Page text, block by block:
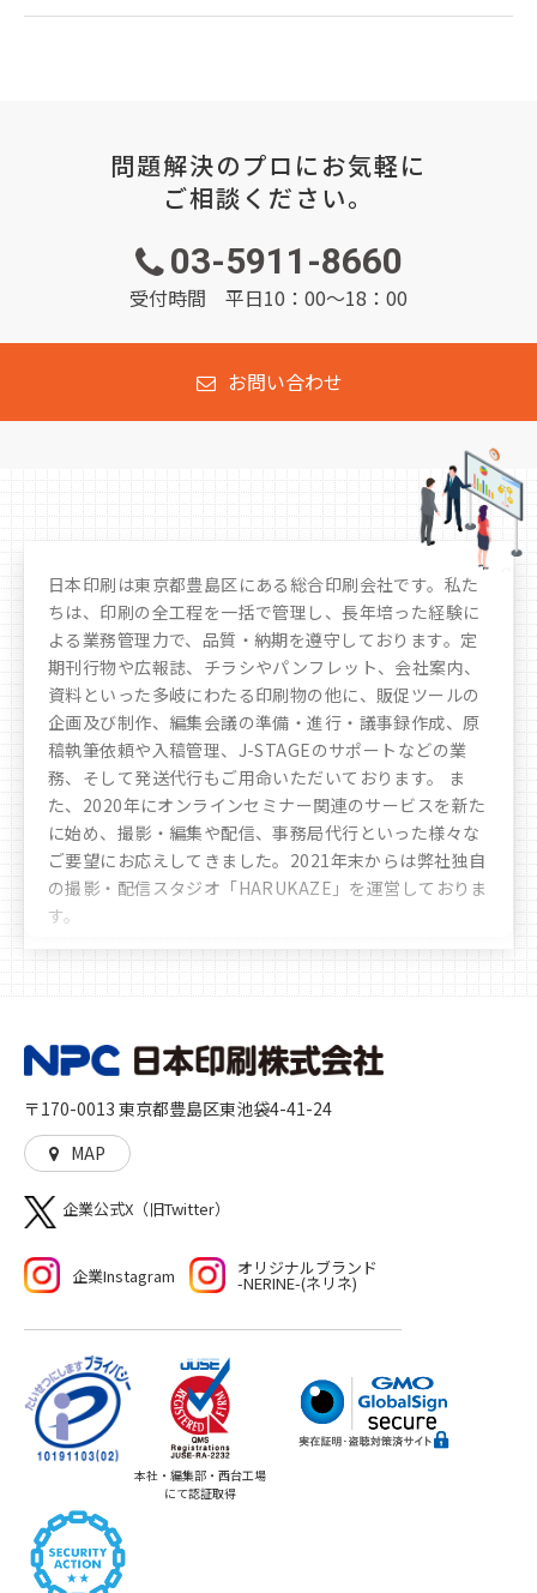
問題解決のプロにお気軽に
ご相談ください。
03-5911-8660
受付時間 平日10：00～18：00
お問い合わせ
日本印刷は東京都豊島区にある総合印刷会社です。私た
ちは、印刷の全工程を一括で管理し、長年培った経験に
よる業務管理力で、品質・納期を遵守しております。定
期刊行物や広報誌、チラシやパンフレット、会社案内、
資料といった多岐にわたる印刷物の他に、販促ツールの
企画及び制作、編集会議の準備・進行・議事録作成、原
稿執筆依頼や入稿管理、J-STAGEのサポートなどの業
務、そして発送代行もご用命いただいております。 ま
た、2020年にオンラインセミナー関連のサービスを新た
に始め、撮影・編集や配信、事務局代行といった様々な
ご要望にお応えしてきました。 2021年末からは弊社独自
の撮影・配信スタジオ「HARUKAZE」を運営しておりま
す。
豊富なノウハウや実績により、お客様へ多彩かつ最善な
選択肢のご提案をさせていただきます。時代の移り変わ
に、社会に、彩りを加えるとともに、想像や行動の機会
る「モノ」づくり、印刷物をきっかけとした新たな機会
や世界を生む「コト」づくりの両方をご提供いたしま
す。
〒170-0013 東京都豊島区東池袋4-41-24
MAP
企業公式X（旧Twitter）
企業Instagram オリジナルブランド
-NERINE-(ネリネ)
本社・編集部・西台工場
にて認証取得